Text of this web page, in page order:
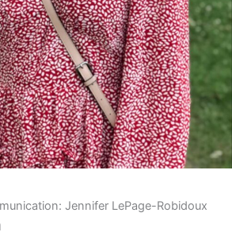
Jennifer LePage-Robidoux